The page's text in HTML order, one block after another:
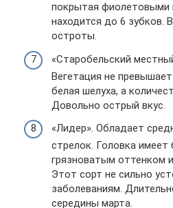
покрытая фиолетовыми
находится до 6 зубков.
остроты.
«Старобельский
Вегетация не
белая шелуха, а
Довольно острый вкус.
«Лидер». Обладает
стрелок. Головка имеет
грязноватым оттенком
Этот сорт не сильно
заболеваниям.
середины марта.